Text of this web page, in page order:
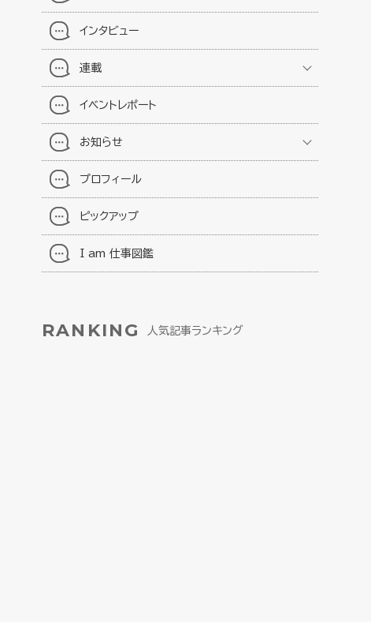
インタビュー
連載
イベントレポート
お知らせ
プロフィール
ピックアップ
I am 仕事図鑑
RANKING 人気記事ランキング